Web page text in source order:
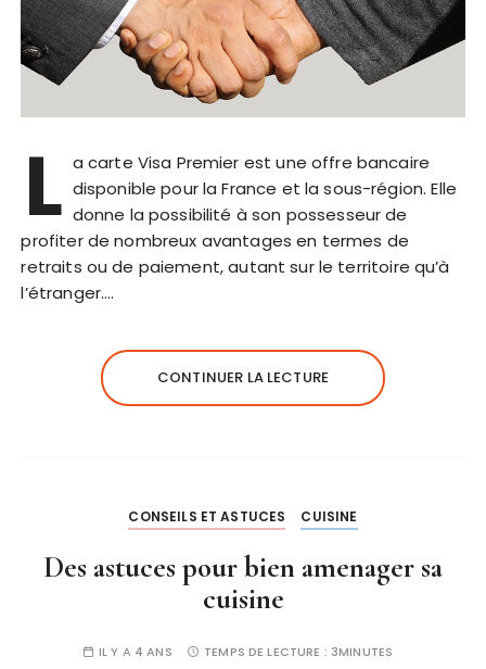
L a carte Visa Premier est une offre bancaire
disponible pour la France et la sous-région. Elle
donne la possibilité à son possesseur de
profiter de nombreux avantages en termes de
retraits ou de paiement, autant sur le territoire qu’à
l’étranger….
CONTINUER LA LECTURE
CONSEILS ET ASTUCES CUISINE
Des astuces pour bien amenager sa
cuisine
IL Y A 4 ANS TEMPS DE LECTURE : 3MINUTES